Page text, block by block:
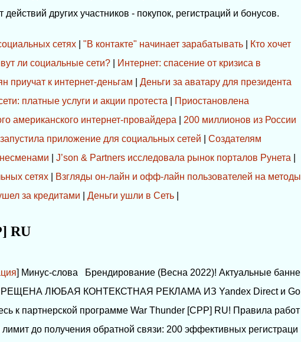
других участников - покупок, регистраций и бонусов.
сетях |"В контакте" начинает зарабатывать
Кто хочет
ли социальные сети?
Интернет: спасение от кризиса в
приучат к интернет-деньгам |Деньги за аватару для президента
платные услуги и акции протеста
Приостановлена
американского интернет-провайдера
200 миллионов из России
приложение для социальных сетей |Создателям
|J’son & Partners исследовала рынок порталов Рунета
сетях
Взгляды он-лайн и офф-лайн пользователей на методы
за кредитами |Деньги ушли в Сеть
RU
] Минус-слова Брендирование (Весна 2022)! Актуальные банне
ЛЮБАЯ КОНТЕКСТНАЯ РЕКЛАМА ИЗ Yandex Direct и Go
к партнерской программе War Thunder [CPP] RU! Правила работ
до получения обратной связи: 200 эффективных регистраци